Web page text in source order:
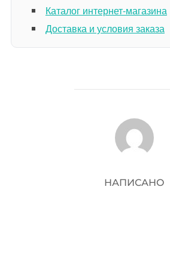
Каталог интернет-магазина
Доставка и условия заказа
АВТОР ЗАПИСИ
НАПИСАНО